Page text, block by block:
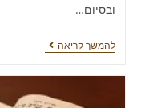
ובסיום…
להמשך קריאה